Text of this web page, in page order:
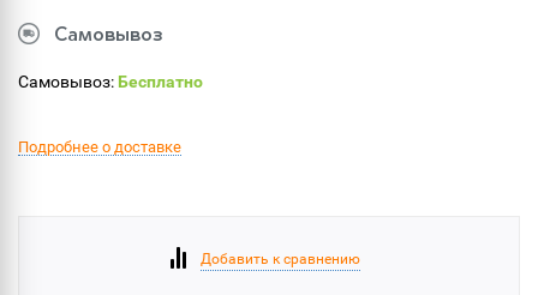
Самовывоз
Самовывоз:Бесплатно
Подробнее о доставке
Добавить к сравнению